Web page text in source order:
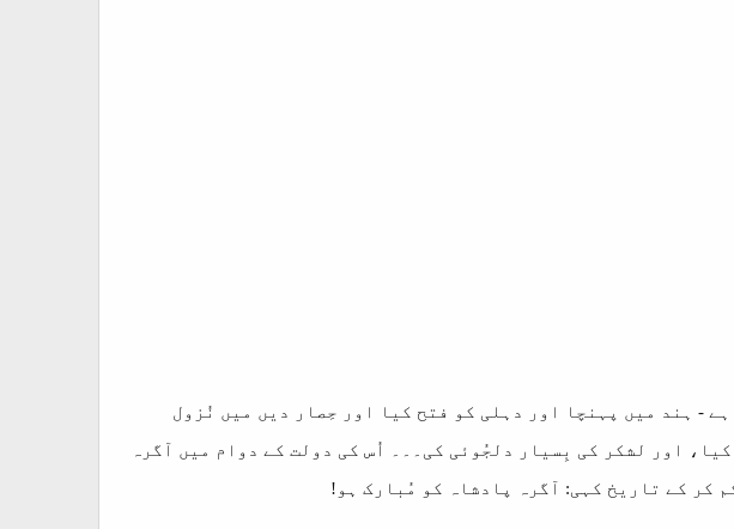
- ہند میں پہنچا اور دہلی کو فتح کیا اور حِصار دیں میں نُزول
اور لشکر کی بِسیار دلجُوئی کی۔۔۔ اُس کی دولت کے دوام میں آگرہ
کر کے تاریخ کہی: آگرہ پادشاہ کو مُبارک ہو!